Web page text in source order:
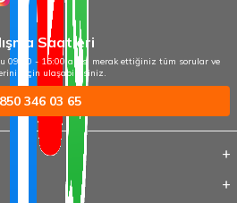
Saatleri
09:00 - 15:00 arası merak ettiğiniz tüm sorular ve
için ulaşabilirsiniz.
346 03 65